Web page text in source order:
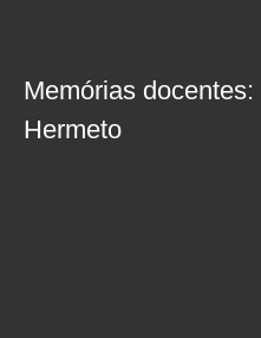
Memórias docentes:
Hermeto